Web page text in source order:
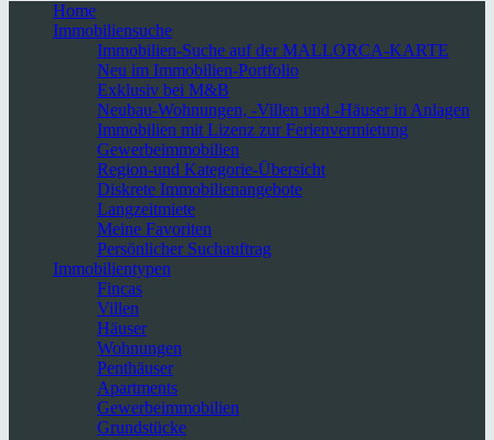
Home
Immobiliensuche
Immobilien-Suche auf der MALLORCA-KARTE
Neu im Immobilien-Portfolio
Exklusiv bei M&B
Neubau-Wohnungen, -Villen und -Häuser in Anlagen
Immobilien mit Lizenz zur Ferienvermietung
Gewerbeimmobilien
Region-und Kategorie-Übersicht
Diskrete Immobilienangebote
Langzeitmiete
Meine Favoriten
Persönlicher Suchauftrag
Immobilientypen
Fincas
Villen
Häuser
Wohnungen
Penthäuser
Apartments
Gewerbeimmobilien
Grundstücke